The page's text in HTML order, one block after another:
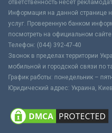
ответственность несёт
Информация на данной странице
услуг. Проверенную банком
посмотреть на официальном
Телефон: (044) 392-47-40
Звонок в пределах территории
мобильной и городской связи по
График работы: понедельник –
Юридический адрес: Украина,